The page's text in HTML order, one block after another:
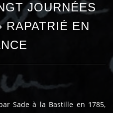
JOURNÉES
RAPATRIÉ EN
Sade à la Bastille en 1785,